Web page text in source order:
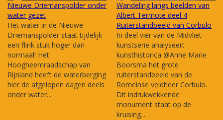
Nieuwe Driemanspolder onder
water gezet
Het water in de Nieuwe
Driemanspolder staat tijdelijk
een flink stuk hoger dan
normaal! Het
Hoogheemraadschap van
Rijnland heeft de waterberging
hier de afgelopen dagen deels
onder water...
Wandeling langs beelden van
Albert Termote deel 4
Ruiterstandbeeld van Corbulo
In deel vier van de Midvliet-
kunstserie analyseert
kunsthistorica @Anne Marie
Boorsma het grote
ruiterstandbeeld van de
Romeinse veldheer Corbulo.
Dit indrukwekkende
monument staat op de
kruising...